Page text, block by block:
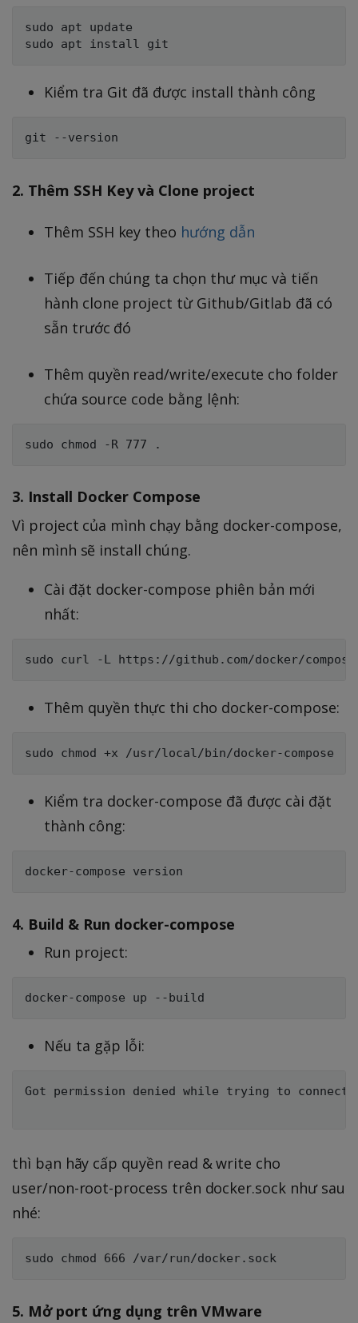
sudo apt update
Kiểm tra Git đã được install thành công
2. Thêm SSH Key và Clone project
Thêm SSH key theo hướng dẫn
Tiếp đến chúng ta chọn thư mục và tiến
hành clone project từ Github/Gitlab đã có
sẵn trước đó
Thêm quyền read/write/execute cho folder
chứa source code bằng lệnh:
3. Install Docker Compose
Vì project của mình chạy bằng docker-compose,
nên mình sẽ install chúng.
Cài đặt docker-compose phiên bản mới
nhất:
Thêm quyền thực thi cho docker-compose:
Kiểm tra docker-compose đã được cài đặt
thành công:
4. Build & Run docker-compose
Run project:
Nếu ta gặp lỗi:
Got permission denied while trying to connect
thì bạn hãy cấp quyền read & write cho
user/non-root-process trên docker.sock như sau
nhé:
5. Mở port ứng dụng trên VMware